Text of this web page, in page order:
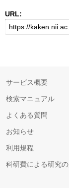
URL:
サービス概要
検索マニュアル
よくある質問
お知らせ
利用規程
科研費による研究